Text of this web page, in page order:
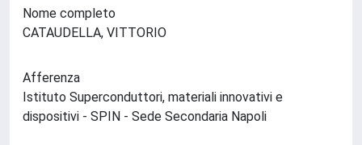
Nome completo
CATAUDELLA, VITTORIO
Afferenza
Istituto Superconduttori, materiali innovativi e
dispositivi - SPIN - Sede Secondaria Napoli